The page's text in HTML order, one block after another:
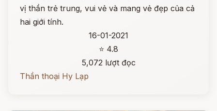
vị thần trẻ trung, vui vẻ và mang vẻ đẹp của cả
hai giới tính.
16-01-2021
⭐ 4.8
5,072 lượt đọc
Thần thoại Hy Lạp